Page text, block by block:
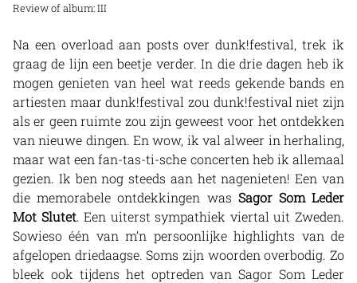
Review of album:III
Na een overload aan posts over dunk!festival, trek ik
graag de lijn een beetje verder. In die drie dagen heb ik
mogen genieten van heel wat reeds gekende bands en
artiesten maar dunk!festival zou dunk!festival niet zijn
als er geen ruimte zou zijn geweest voor het ontdekken
van nieuwe dingen. En wow, ik val alweer in herhaling,
maar wat een fan-tas-ti-sche concerten heb ik allemaal
gezien. Ik ben nog steeds aan het nagenieten! Een van
die memorabele ontdekkingen was Sagor Som Leder
Mot Slutet. Een uiterst sympathiek viertal uit Zweden.
Sowieso één van m’n persoonlijke highlights van de
afgelopen driedaagse. Soms zijn woorden overbodig. Zo
bleek ook tijdens het optreden van Sagor Som Leder